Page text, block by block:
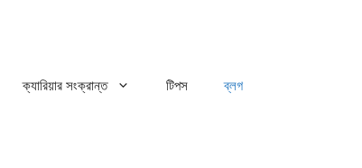
ক্যারিয়ার সংক্রান্ত টিপস ব্লগ